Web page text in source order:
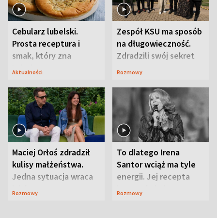
Cebularz lubelski.
Prosta receptura i
smak, który zna
Lubelszczyzna
Aktualności
Zespół KSU ma sposób
na długowieczność.
Zdradzili swój sekret
Rozmowy
Maciej Orłoś zdradził
kulisy małżeństwa.
Jedna sytuacja wraca
jak bumerang
Rozmowy
To dlatego Irena
Santor wciąż ma tyle
energii. Jej recepta
jest zaskakująco
Rozmowy